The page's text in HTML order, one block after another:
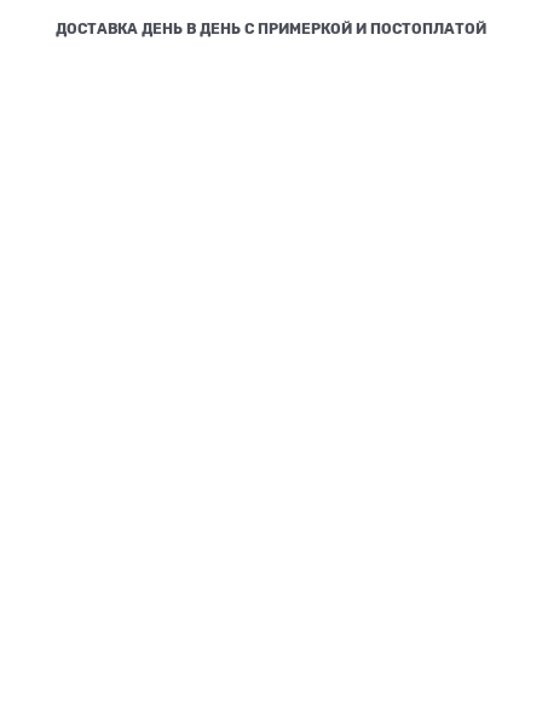
ДОСТАВКА ДЕНЬ В ДЕНЬ С ПРИМЕРКОЙ И ПОСТОПЛАТОЙ